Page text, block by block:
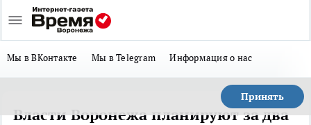
Мы в ВКонтакте Мы в Telegram Информация о нас
Принять
Власти Воронежа планируют за два